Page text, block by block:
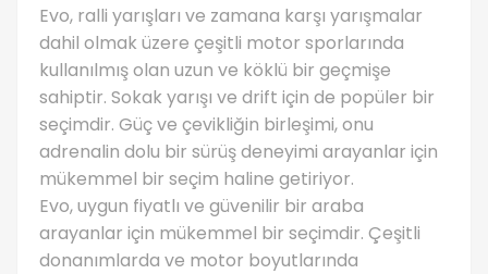
Evo, ralli yarışları ve zamana karşı yarışmalar
dahil olmak üzere çeşitli motor sporlarında
kullanılmış olan uzun ve köklü bir geçmişe
sahiptir. Sokak yarışı ve drift için de popüler bir
seçimdir. Güç ve çevikliğin birleşimi, onu
adrenalin dolu bir sürüş deneyimi arayanlar için
mükemmel bir seçim haline getiriyor.
Evo, uygun fiyatlı ve güvenilir bir araba
arayanlar için mükemmel bir seçimdir. Çeşitli
donanımlarda ve motor boyutlarında